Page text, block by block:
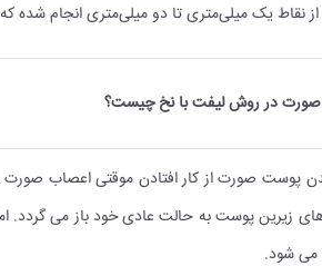
نقاط یک میلی‌متری تا دو میلی‌متری انجام
در روش لیفت با نخ چیست؟
پوست صورت از کار افتادن موقتی اعصاب
زیرین پوست به حالت عادی خود باز می
می شود.